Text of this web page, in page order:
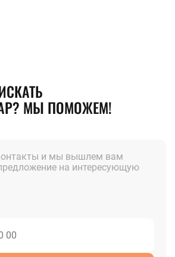
МЫ ПОМОЖЕМ!
и мы вышлем вам
на интересующую